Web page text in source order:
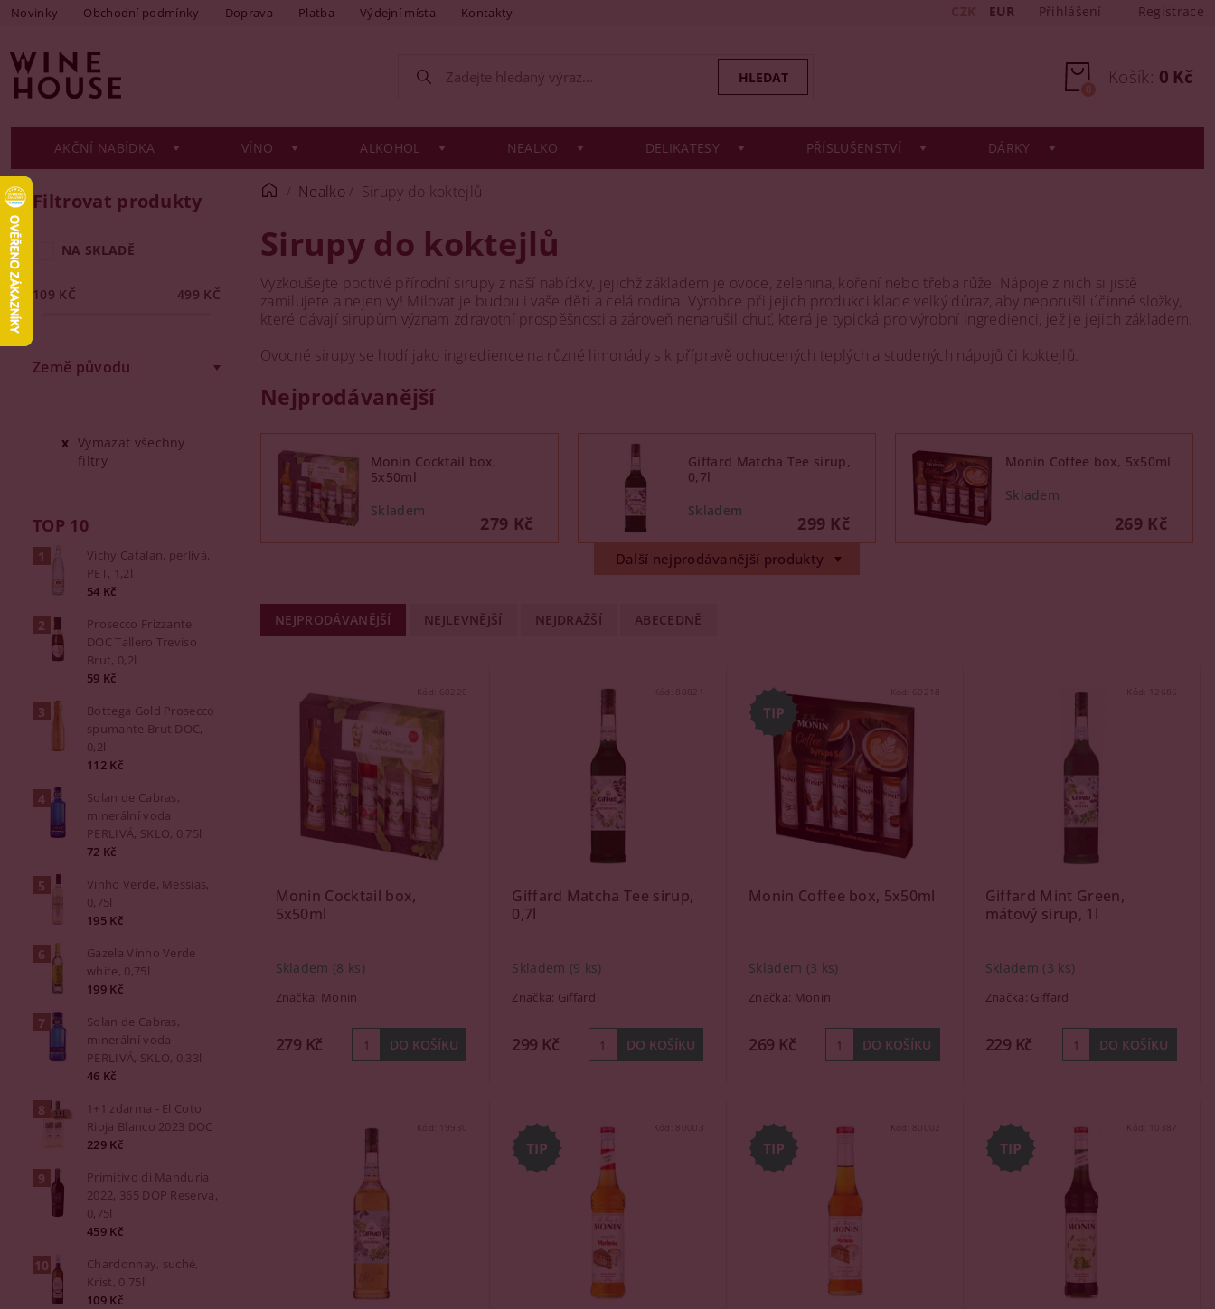
Novinky Obchodní podmínky Doprava Platba Výdejní místa Kontakty EUR Přihlášení Registrace
Košík: 0 Kč
0
AKČNÍ NABÍDKA VÍNO ALKOHOL NEALKO DELIKATESY PŘÍSLUŠENSTVÍ DÁRKY
Filtrovat produkty
NA SKLADĚ
109 KČ 499 KČ
Země původu
Vymazat všechny
filtry
TOP 10
Vichy Catalan, perlivá,
PET, 1,2l
54 Kč
Prosecco Frizzante
DOC Tallero Treviso
Brut, 0,2l
59 Kč
Bottega Gold Prosecco
spumante Brut DOC,
0,2l
112 Kč
Solan de Cabras,
minerální voda
PERLIVÁ, SKLO, 0,75l
72 Kč
Vinho Verde, Messias,
0,75l
195 Kč
Gazela Vinho Verde
white, 0,75l
199 Kč
Solan de Cabras,
minerální voda
PERLIVÁ, SKLO, 0,33l
46 Kč
1+1 zdarma - El Coto
Rioja Blanco 2023 DOC
229 Kč
Primitivo di Manduria
2022, 365 DOP Reserva,
0,75l
459 Kč
Chardonnay, suché,
Krist, 0,75l
109 Kč
Nealko Sirupy do koktejlů
Sirupy do koktejlů
Vyzkoušejte poctivé přírodní sirupy z naší nabídky, jejichž základem je ovoce, zelenina, koření nebo třeba růže. Nápoje z nich si jistě
zamilujete a nejen vy! Milovat je budou i vaše děti a celá rodina. Výrobce při jejich produkci klade velký důraz, aby neporušil účinné složky,
které dávají sirupům význam zdravotní prospěšnosti a zároveň nenarušil chuť, která je typická pro výrobní ingredienci, jež je jejich základem.
Ovocné sirupy se hodí jako ingredience na různé limonády s k přípravě ochucených teplých a studených nápojů či koktejlů.
Nejprodávanější
Monin Cocktail box,
5x50ml
279 Kč
Giffard Matcha Tee sirup,
0,7l
299 Kč
Monin Coffee box, 5x50ml
269 Kč
Další nejprodávanější produkty
NEJPRODÁVANĚJŠÍ NEJLEVNĚJŠÍ NEJDRAŽŠÍ ABECEDNĚ
Kód: 60220
Monin Cocktail box,
5x50ml
Skladem (8 ks)
Značka: Monin
279 Kč
Kód: 88821
Giffard Matcha Tee sirup,
0,7l
Skladem (9 ks)
Značka: Giffard
299 Kč
Kód: 60218
Monin Coffee box, 5x50ml
Skladem (3 ks)
Značka: Monin
269 Kč
Kód: 12686
Giffard Mint Green,
mátový sirup, 1l
Skladem (3 ks)
Značka: Giffard
229 Kč
Kód: Kód: Kód: 80002 Kód: 10387